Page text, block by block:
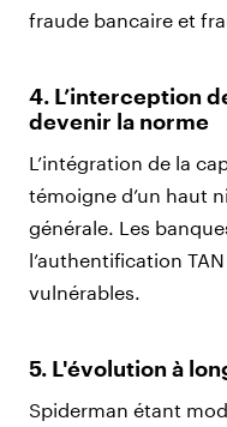
fraude bancaire et
4. L’interception
devenir la norme
L’intégration de la
témoigne d’un haut
générale. Les
l’authentification
vulnérables.
5. L'évolution à
Spiderman étant